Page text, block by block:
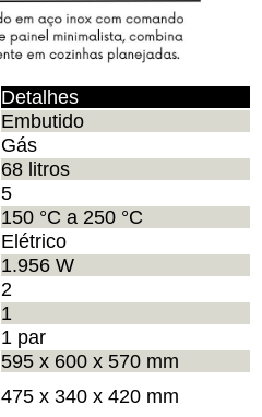
Detalhes
Embutido
Gás
68 litros
5
150 °C a 250 °C
Elétrico
1.956 W
2
1
1 par
595 x 600 x 570 mm
475 x 340 x 420 mm